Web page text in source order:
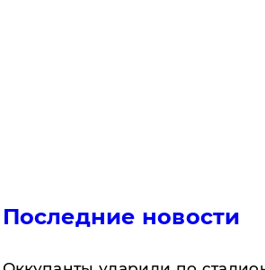
Последние новости